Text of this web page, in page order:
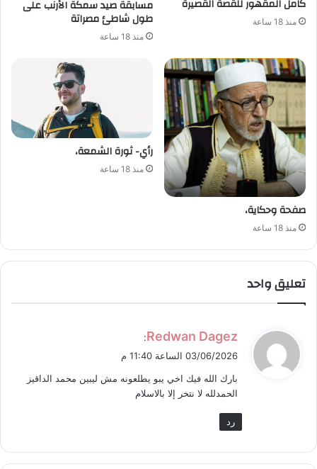
كامل المقهور للقصة القصيرة
منذ 18 ساعة
مسابقة صيد سمكة الأرنب على
طول شاطئ مصراتة
منذ 18 ساعة
صفحة وحكاية،
منذ 18 ساعة
رأي- ثورة الشمعة،
منذ 18 ساعة
تعليق واحد
ي
ل
Redwan Dagez
:
03/06/2026 الساعة 11:40 م
بارك الله فيك اخي يبو يطلعونه مش ليبين محمد الداقيز
الحمدلله لا نتخر إلا بالاسلام
رد